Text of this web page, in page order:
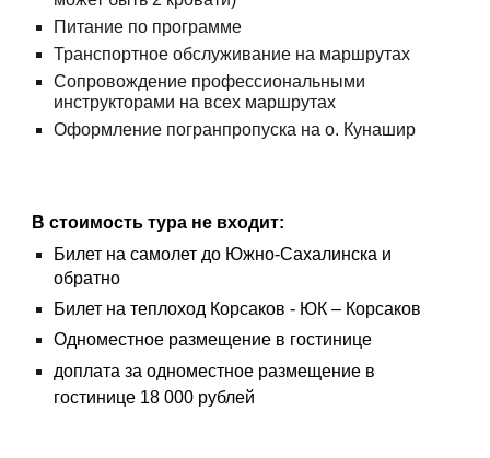
Питание по программе
Транспортное обслуживание на маршрутах
Сопровождение профессиональными
инструкторами на всех маршрутах
Оформление погранпропуска на о. Кунашир
В стоимость тура не входит:
Билет на самолет до Южно-Сахалинска и
обратно
Билет на теплоход Корсаков - ЮК – Корсаков
Одноместное размещение в гостинице
доплата за одноместное размещение в
гостинице 18 000 рублей